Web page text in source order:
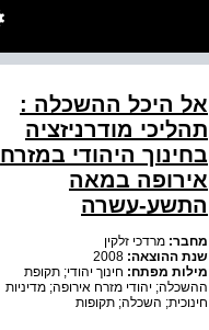
אל היכל ההשכלה :
תהליכי מודרניזציה
בחינוך היהודי במזרח
אירופה במאה
התשע-עשרה
מחבר: מרדכי זלקין
שנת ההוצאה:
מילות מפתח: חינוך יהודי; תקופת
ההשכלה; יהודי מזרח אירופה; מדיניות
חינוכית; השכלה; תקופות